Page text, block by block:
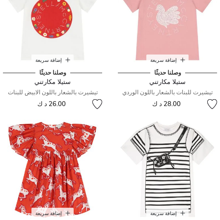
إضافة سريعة
وصلنا حديثًا
ستيلا مكارتني
تيشيرت للبنات بالشعار باللون الوردي
28.00 د ك
إضافة سريعة
وصلنا حديثًا
ستيلا مكارتني
تيشيرت بالشعار باللون الابيض للبنات
26.00 د ك
إضافة سريعة إضافة سريعة